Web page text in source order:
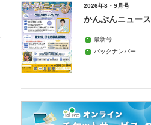
2026年8・9月号
かんぶんニュース
最新号
バックナンバー